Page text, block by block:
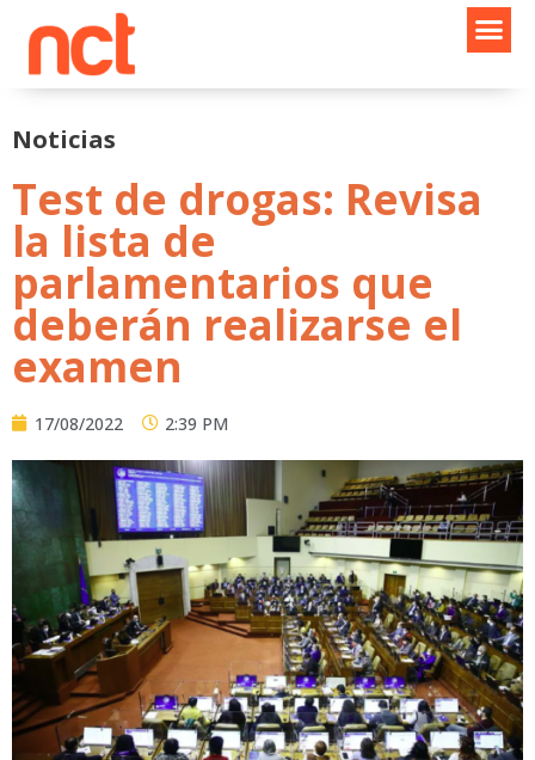
contenido
Noticias
Test de drogas: Revisa
la lista de
parlamentarios que
deberán realizarse el
examen
17/08/2022 2:39 PM